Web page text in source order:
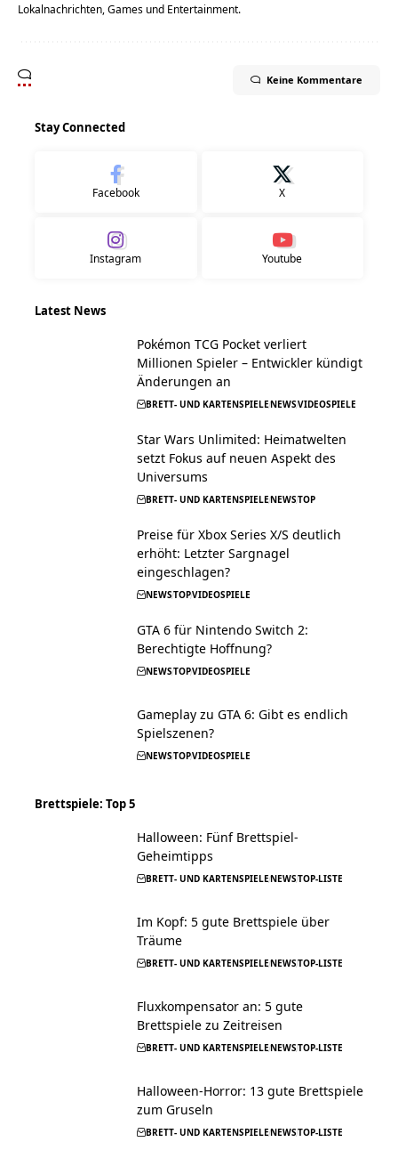
Lokalnachrichten, Games und Entertainment.
Keine Kommentare
Stay Connected
Facebook X
Instagram Youtube
Latest News
Pokémon TCG Pocket verliert
Millionen Spieler – Entwickler kündigt
Änderungen an
BRETT- UND KARTENSPIELENEWSVIDEOSPIELE
Star Wars Unlimited: Heimatwelten
setzt Fokus auf neuen Aspekt des
Universums
BRETT- UND KARTENSPIELENEWSTOP
Preise für Xbox Series X/S deutlich
erhöht: Letzter Sargnagel
eingeschlagen?
NEWSTOPVIDEOSPIELE
GTA 6 für Nintendo Switch 2:
Berechtigte Hoffnung?
NEWSTOPVIDEOSPIELE
Gameplay zu GTA 6: Gibt es endlich
Spielszenen?
NEWSTOPVIDEOSPIELE
Brettspiele: Top 5
Halloween: Fünf Brettspiel-
Geheimtipps
BRETT- UND KARTENSPIELENEWSTOP-LISTE
Im Kopf: 5 gute Brettspiele über
Träume
BRETT- UND KARTENSPIELENEWSTOP-LISTE
Fluxkompensator an: 5 gute
Brettspiele zu Zeitreisen
BRETT- UND KARTENSPIELENEWSTOP-LISTE
Halloween-Horror: 13 gute Brettspiele
zum Gruseln
BRETT- UND KARTENSPIELENEWSTOP-LISTE